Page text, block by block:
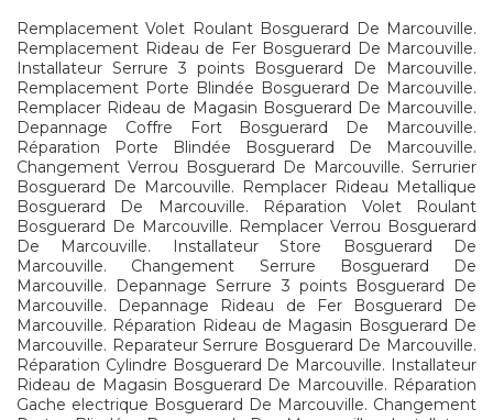
Remplacement Volet Roulant Bosguerard De Marcouville.
Remplacement Rideau de Fer Bosguerard De Marcouville.
Installateur Serrure 3 points Bosguerard De Marcouville.
Remplacement Porte Blindée Bosguerard De Marcouville.
Remplacer Rideau de Magasin Bosguerard De Marcouville.
Depannage Coffre Fort Bosguerard De Marcouville.
Réparation Porte Blindée Bosguerard De Marcouville.
Changement Verrou Bosguerard De Marcouville. Serrurier
Bosguerard De Marcouville. Remplacer Rideau Metallique
Bosguerard De Marcouville. Réparation Volet Roulant
Bosguerard De Marcouville. Remplacer Verrou Bosguerard
De Marcouville. Installateur Store Bosguerard De
Marcouville. Changement Serrure Bosguerard De
Marcouville. Depannage Serrure 3 points Bosguerard De
Marcouville. Depannage Rideau de Fer Bosguerard De
Marcouville. Réparation Rideau de Magasin Bosguerard De
Marcouville. Reparateur Serrure Bosguerard De Marcouville.
Réparation Cylindre Bosguerard De Marcouville. Installateur
Rideau de Magasin Bosguerard De Marcouville. Réparation
Gache electrique Bosguerard De Marcouville. Changement